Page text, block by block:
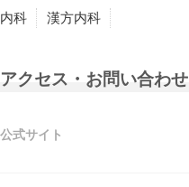
内科 漢方内科
アクセス・お問い合わせ
公式サイト